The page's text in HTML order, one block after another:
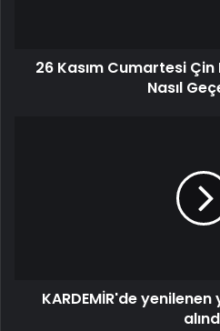
26 Kasım Cumartesi
Nasıl
KARDEMİR'de